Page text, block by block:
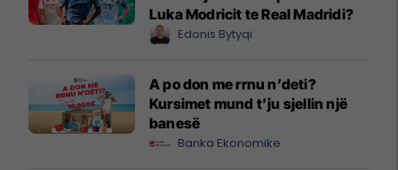
Luka Modricit te Real Madridi?
Edonis Bytyqi
A po don me rrnu n’deti?
Kursimet mund t’ju sjellin një
banesë
Banka Ekonomike